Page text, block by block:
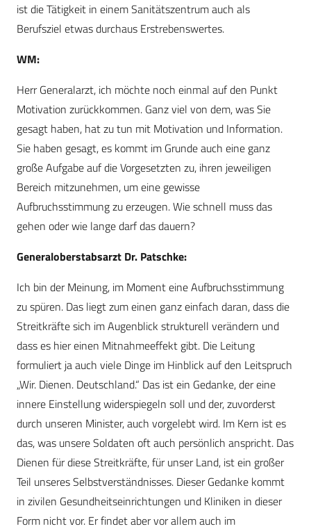
ist die Tätigkeit in einem Sanitätszentrum auch als
Berufsziel etwas durchaus Erstrebenswertes.
WM:
Herr Generalarzt, ich möchte noch einmal auf den Punkt
Motivation zurückkommen. Ganz viel von dem, was Sie
gesagt haben, hat zu tun mit Motivation und Information.
Sie haben gesagt, es kommt im Grunde auch eine ganz
große Aufgabe auf die Vorgesetzten zu, ihren jeweiligen
Bereich mitzunehmen, um eine gewisse
Aufbruchsstimmung zu erzeugen. Wie schnell muss das
gehen oder wie lange darf das dauern?
Generaloberstabsarzt Dr. Patschke:
Ich bin der Meinung, im Moment eine Aufbruchsstimmung
zu spüren. Das liegt zum einen ganz einfach daran, dass die
Streitkräfte sich im Augenblick strukturell verändern und
dass es hier einen Mitnahmeeffekt gibt. Die Leitung
formuliert ja auch viele Dinge im Hinblick auf den Leitspruch
„Wir. Dienen. Deutschland.“ Das ist ein Gedanke, der eine
innere Einstellung widerspiegeln soll und der, zuvorderst
durch unseren Minister, auch vorgelebt wird. Im Kern ist es
das, was unsere Soldaten oft auch persönlich anspricht. Das
Dienen für diese Streitkräfte, für unser Land, ist ein großer
Teil unseres Selbstverständnisses. Dieser Gedanke kommt
in zivilen Gesundheitseinrichtungen und Kliniken in dieser
Form nicht vor. Er findet aber vor allem auch im